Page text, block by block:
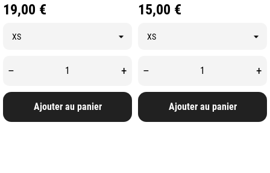
Prix
19,00 €
– +
Ajouter au panier
Prix
15,00 €
– +
Ajouter au panier